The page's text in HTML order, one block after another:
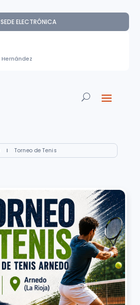
SEDE ELECTRÓNICA
I Torneo de Tenis